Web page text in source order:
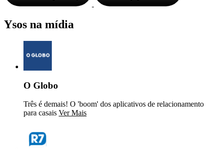
Ysos na mídia
O Globo
Três é demais! O 'boom' dos aplicativos de relacionamento
para casais Ver Mais